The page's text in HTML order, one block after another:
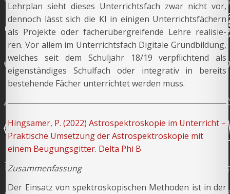
Lehrplan sieht dieses Unterrichtsfach zwar nicht vor,
dennoch lässt sich die KI in einigen Unterrichtsfächern
als Projekte oder fächerübergreifende Lehre realisie-
ren. Vor allem im Unterrichtsfach Digitale Grundbildung,
welches seit dem Schuljahr 18/19 verpflichtend als
eigenständiges Schulfach oder integrativ in bereits
bestehende Fächer unterrichtet werden muss.
Hingsamer, P. (2022) Astrospektroskopie im Unterricht –
Praktische Umsetzung der Astrospektroskopie mit
einem Beugungsgitter. Delta Phi B
Zusammenfassung
Der Einsatz von spektroskopischen Methoden ist in der